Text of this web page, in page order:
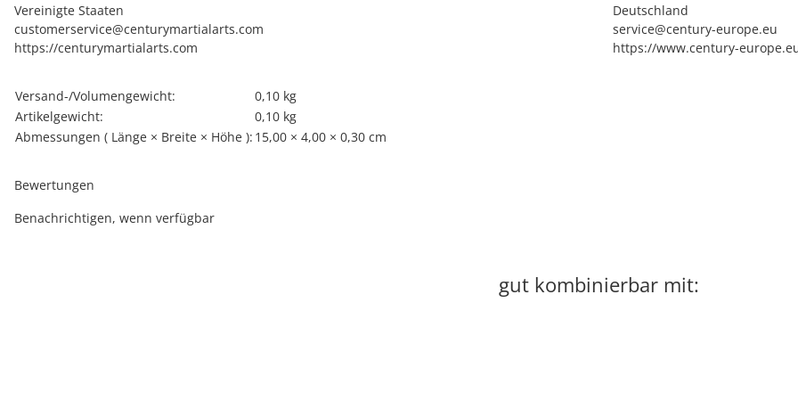
Vereinigte Staaten
customerservice@centurymartialarts.com
https://centurymartialarts.com
Deutschland
service@century-europe.eu
https://www.century-
Produkteigenschaft
Wert
Versand-/Volumengewicht:
0,10 kg
Artikelgewicht:
0,10 kg
Abmessungen ( Länge × Breite × Höhe ): 15,00 × 4,00 × 0,30 cm
Bewertungen
Benachrichtigen, wenn verfügbar
gut kombinierbar mit: